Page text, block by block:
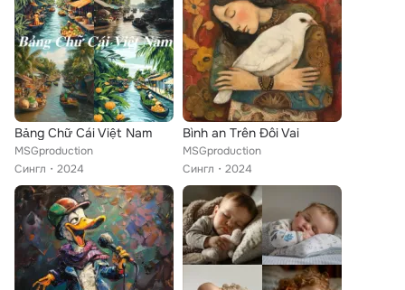
Bảng Chữ Cái Việt Nam
MSGproduction
Сингл
2024
Bình an Trên Đôi Vai
MSGproduction
Сингл
2024